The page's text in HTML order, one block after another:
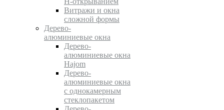
Витражи и окна
сложной формы
Дерево-
алюминиевые окна
Дерево-
алюминиевые окна
Hajom
Дерево-
алюминиевые окна
с однокамерным
стеклопакетом